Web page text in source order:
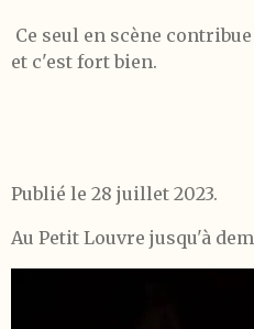
Ce seul en scène
et c'est fort bien.
Publié le 28 juillet 2023.
Au Petit Louvre jusqu'à